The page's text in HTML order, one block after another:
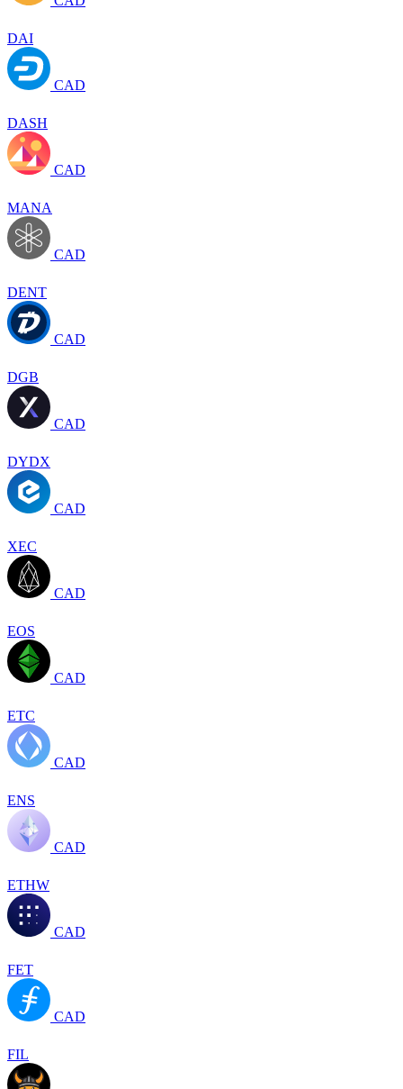
DAI
CAD
DASH
CAD
MANA
CAD
DENT
CAD
DGB
CAD
DYDX
CAD
XEC
CAD
EOS
CAD
ETC
CAD
ENS
CAD
ETHW
CAD
FET
CAD
FIL